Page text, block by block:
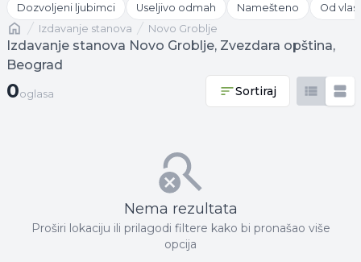
Dozvoljeni ljubimci Useljivo odmah Namešteno Od
Naslovnaizdavanje stanova Novo Groblje
Izdavanje stanova Novo Groblje, Zvezdara opština,
Beograd
0 oglasa
0oglasa Sortiraj
Nema rezultata
Proširi lokaciju ili prilagodi filtere kako bi pronašao više
opcija